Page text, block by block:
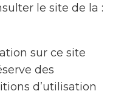
le site de la :
sur ce site
des
d’utilisation